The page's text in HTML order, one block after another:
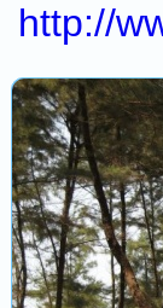
http://